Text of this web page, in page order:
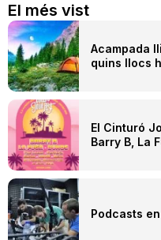
El més vist
Acampada
quins llocs
El Cinturó
Barry B, La
Podcasts